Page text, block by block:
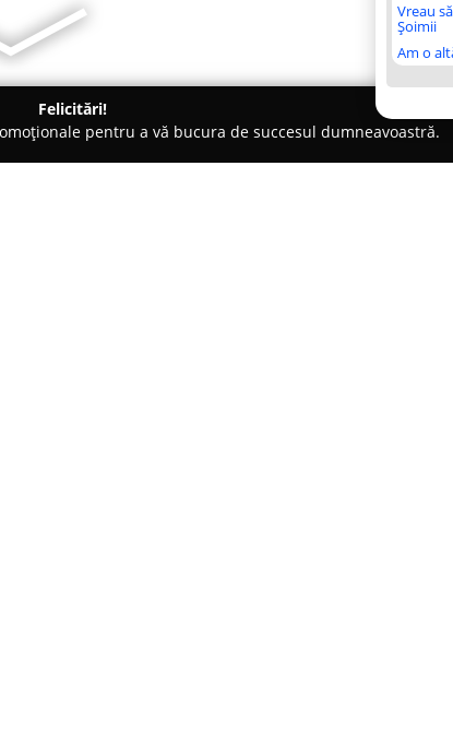
Vreau
Șoimii
Am o
Felicitări!
pentru a vă bucura de succesul dumneavoastră.